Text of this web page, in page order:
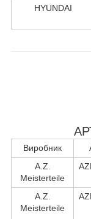
HYUNDAI
Виробник
A.Z.
Meisterteile
A.Z.
Meisterteile